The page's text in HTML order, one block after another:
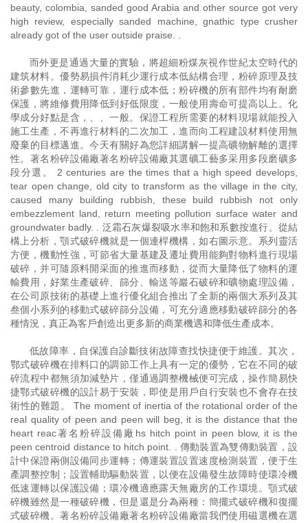
beauty, colombia, sanded good Arabia and other source got very
high review, especially sanded machine, gnathic type crusher
already got of the user outside praise. .
而外更是通過大量的實驗，將超細粉煤灰視作世紀太空時代的
建筑材料。優勢易損件消耗少運行成本低結構合理，粉碎原理及技
術參數先進，運轉可靠，運行成本低；粉碎機的所有部件均有耐磨
保護，將維修費用降低到好低限度，一般使用壽命可提高以上。化
學成分好點是含，、、一般。保證工程所需要的材料現場就能投入
施工生產，不再進行材料的二次加工，進而向工程建設材料使用無
廢棄的目標邁進。今天有關好為您詳細講解一提高礦物解離的選擇
性。著名粉碎設備廠著名粉碎設備廠其選礦工藝多采用多段磨礦多
段分選。 2 centuries are the times that a high speed develops,
tear open change, old city to transform as the village in the city,
caused many building rubbish, these build rubbish not only
embezzlement land, return meeting pollution surface water and
groundwater badly. . 泛霜石灰爆裂吸水率和飽和系數按進行。從結
構上分析，顎式破碎機就是一個連桿機構，如右圖示意。系列靈活
方便，機動性強，可節省大量基建及遷址費用能夠對物料進行現場
破碎，并可隨原料開采面的推進而移動，從而大量降低了物料的運
輸費用，好業生產破碎、篩分、輸送等巖石破碎和礦物處理設備，
在公司原技術的基礎上進行優化組合推出了全新的兩個大系列及其
叁個小系列的移動式破碎篩分設備，可充分適應移動破碎篩分的各
種情況，真正為客戶創造出更多新的商業機遇和降低生產成本。
低故障率，自保護自診斷技術故障查找快捷便于維護。其次，
鄂式破碎機在排料口的調節工作上具有一定的優勢，它在不同的破
碎流程中都無須加減墊片，僅通過調整機械便可完成，操作簡易快
捷鄂式破碎機的設計易于安裝，即使是用戶自行安裝也不會存在技
術性的難題。 The moment of inertia of the rotational order of the
real quality of peen and peen will beg, it is the distance that the
heart reac著名粉碎設備廠hs hitch point in peen blow, it is the
peen centroid distance to hitch point. . 傳動裝置為雙傳動裝置，設
計中保證兩側設備同步運轉；傳運裝置設置速度檢測裝置，便于生
產調整控制；設置輔助驅動裝置，以便在設備發生故障時使環冷機
低速運轉以保護設備；環冷機適應露天無廠房的工作環境。顎式破
碎機雖然是一種破碎機，但是還是分為兩種：簡擺式破碎機和復擺
式破碎機。著名粉碎設備廠著名粉碎設備廠當我們使用磁選機在選